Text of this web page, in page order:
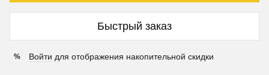
Быстрый заказ
% Войти для отображения накопительной скидки